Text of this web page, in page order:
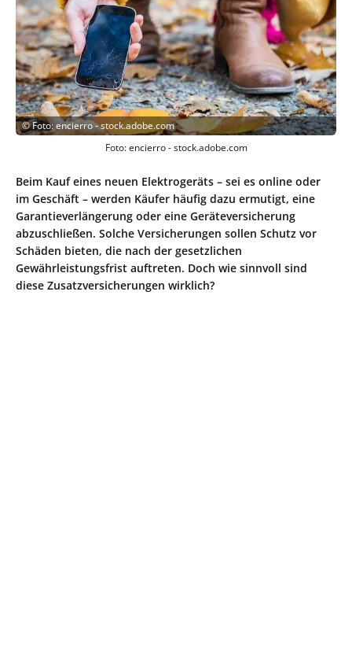
©Foto: encierro - stock.adobe.com
Foto: encierro - stock.adobe.com
Beim Kauf eines neuen Elektrogeräts – sei es online oder
im Geschäft – werden Käufer häufig dazu ermutigt, eine
Garantieverlängerung oder eine Geräteversicherung
abzuschließen. Solche Versicherungen sollen Schutz vor
Schäden bieten, die nach der gesetzlichen
Gewährleistungsfrist auftreten. Doch wie sinnvoll sind
diese Zusatzversicherungen wirklich?